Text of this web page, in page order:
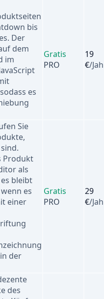
bis
Der
dem
im
es
Gratis
PRO
19
€/
Sie
Produkt
als
bleibt
es
einer
der
Gratis
PRO
29
€/
des